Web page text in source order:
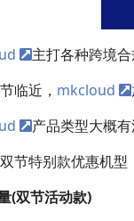
主打各种跨境
临近， mkcloud
产品类型大概
节特别款优惠机型
(双节活动款)